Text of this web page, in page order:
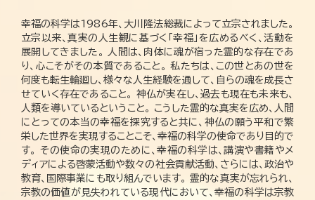
幸福の科学は1986年、大川隆法総裁によって立宗されました。
立宗以来、真実の人生観に基づく「幸福」を広めるべく、活動を
展開してきました。 人間は、肉体に魂が宿った霊的な存在であ
り、心こそがその本質であること。 私たちは、この世とあの世を
何度も転生輪廻し、様々な人生経験を通して、自らの魂を成長さ
せていく存在であること。 神仏が実在し、過去も現在も未来も、
人類を導いているということ。 こうした霊的な真実を広め、人間
にとっての本当の幸福を探究すると共に、神仏の願う平和で繁
栄した世界を実現することこそ、幸福の科学の使命であり目的で
す。 その使命の実現のために、幸福の科学は、講演や書籍やメ
ディアによる啓蒙活動や数々の社会貢献活動、さらには、政治や
教育、国際事業にも取り組んでいます。 霊的な真実が忘れられ、
宗教の価値が見失われている現代において、幸福の科学は宗教